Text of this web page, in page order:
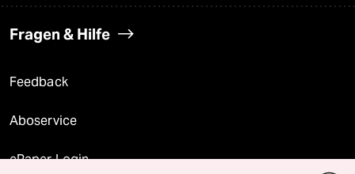
Fragen & Hilfe
Feedback
Aboservice
ePaper Login